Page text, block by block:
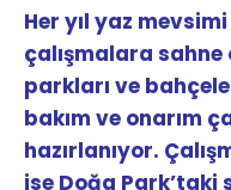
Her yıl yaz
çalışmalara sahne
parkları ve
bakım ve onarım
hazırlanıyor.
ise Doğa